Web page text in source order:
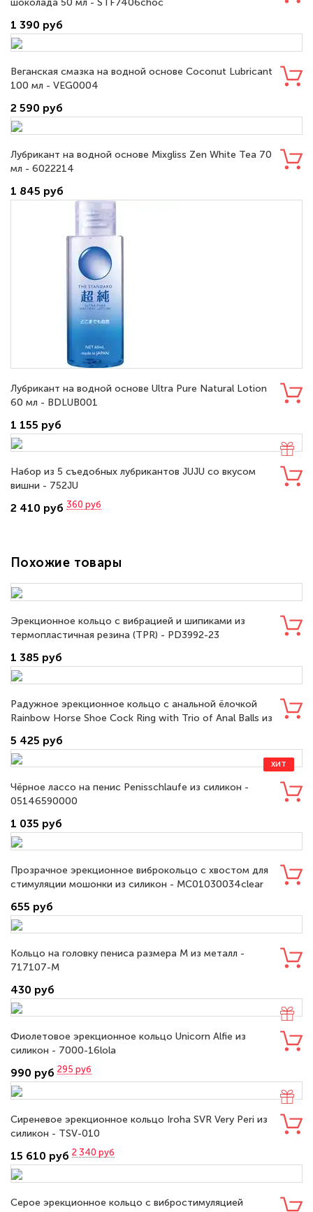
шоколада 50 мл - STF7406choc
1 390 руб
Веганская смазка на водной основе Coconut Lubricant
100 мл - VEG0004
2 590 руб
Лубрикант на водной основе Mixgliss Zen White Tea 70
мл - 6022214
1 845 руб
Лубрикант на водной основе Ultra Pure Natural Lotion
60 мл - BDLUB001
1 155 руб
Набор из 5 съедобных лубрикантов JUJU со вкусом
вишни - 752JU
2 410 руб 360 руб
Похожие товары
Эрекционное кольцо с вибрацией и шипиками из
термопластичная резина (TPR) - PD3992-23
1 385 руб
Радужное эрекционное кольцо с анальной ёлочкой
Rainbow Horse Shoe Cock Ring with Trio of Anal Balls из
5 425 руб
ХИТ
Чёрное лассо на пенис Penisschlaufe из силикон -
05146590000
1 035 руб
Прозрачное эрекционное виброкольцо с хвостом для
стимуляции мошонки из силикон - МС01030034clear
655 руб
Кольцо на головку пениса размера M из металл -
717107-M
430 руб
Фиолетовое эрекционное кольцо Unicorn Alfie из
силикон - 7000-16lola
990 руб 295 руб
Сиреневое эрекционное кольцо Iroha SVR Very Peri из
силикон - TSV-010
15 610 руб 2 340 руб
Серое эрекционное кольцо с вибростимуляцией